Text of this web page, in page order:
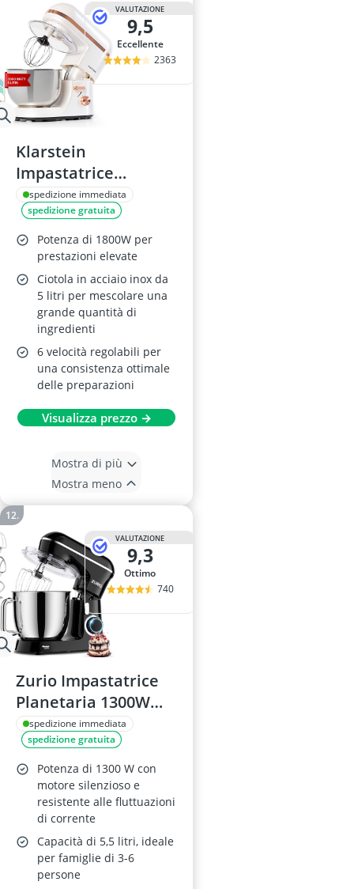
VALUTAZIONE
9,5
Eccellente
2363
Klarstein
Impastatrice
Planetaria 5L 1800W
spedizione immediata
spedizione gratuita
Potenza di 1800W per
prestazioni elevate
Ciotola in acciaio inox da
5 litri per mescolare una
grande quantità di
ingredienti
6 velocità regolabili per
una consistenza ottimale
delle preparazioni
Visualizza prezzo →
Mostra di più
Mostra meno
VALUTAZIONE
9,3
Ottimo
740
Zurio Impastatrice
Planetaria 1300W
5.5L Nero
spedizione immediata
spedizione gratuita
Potenza di 1300 W con
motore silenzioso e
resistente alle fluttuazioni
di corrente
Capacità di 5,5 litri, ideale
per famiglie di 3-6
persone